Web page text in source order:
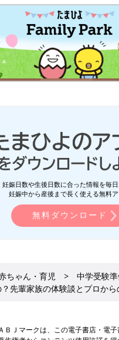
妊娠日数や生後日数に合った情報を毎
妊娠中から産後まで長く使える無料ア
無料ダウンロード
ちゃん・育児
中学受験
先輩家族の体験談とプロから
ＢＪマークは、この電子書店・電子